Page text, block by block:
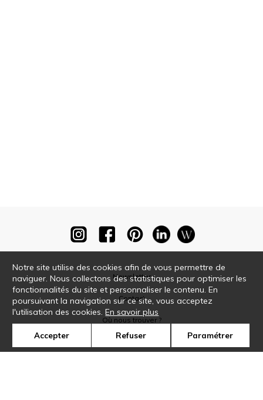
Newsletter
Contact
Où nous trouver ?
Notre site utilise des cookies afin de vous permettre de
naviguer. Nous collectons des statistiques pour optimiser les
fonctionnalités du site et personnaliser le contenu. En
poursuivant la navigation sur ce site, vous acceptez
l'utilisation des cookies.En savoir plus
Accepter Refuser Paramétrer